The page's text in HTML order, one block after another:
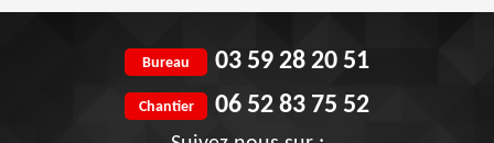
Bureau 03 59 28 20 51
Chantier 06 52 83 75 52